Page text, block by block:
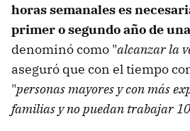
horas semanales es
primer o segundo año de
denominó como "alcanzar la
aseguró que con el tiempo
"personas mayores y con más
familias y no puedan trabajar